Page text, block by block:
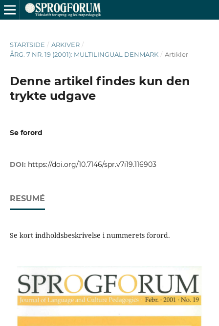
STARTSIDE / ARKIVER /
ÅRG. 7 NR. 19 (2001): MULTILINGUAL DENMARK / Artikler
Denne artikel findes kun den
trykte udgave
Se forord
DOI: https://doi.org/10.7146/spr.v7i19.116903
RESUMÉ
Se kort indholdsbeskrivelse i nummerets forord.